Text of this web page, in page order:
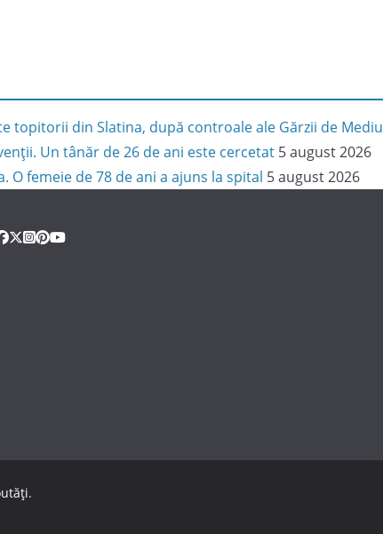
topitorii din Slatina, după controale ale Gărzii de Mediu
Un tânăr de 26 de ani este cercetat 5 august 2026
O femeie de 78 de ani a ajuns la spital 5 august 2026
.